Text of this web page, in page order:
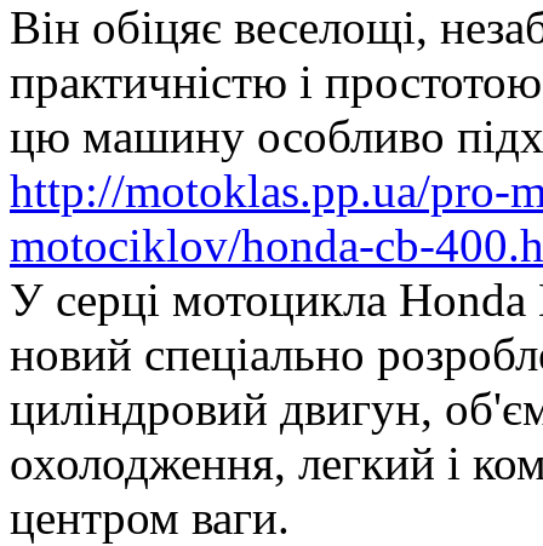
Він обіцяє веселощі,
практичністю і
цю машину особливо
http://motoklas.pp.ua/pro-
motociklov/honda-cb-
У серці мотоцикла
новий спеціально
циліндровий двигун,
охолодження, легкий і
центром ваги.